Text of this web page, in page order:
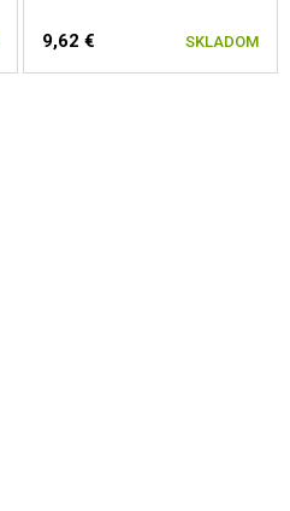
9,62 € SKLADOM